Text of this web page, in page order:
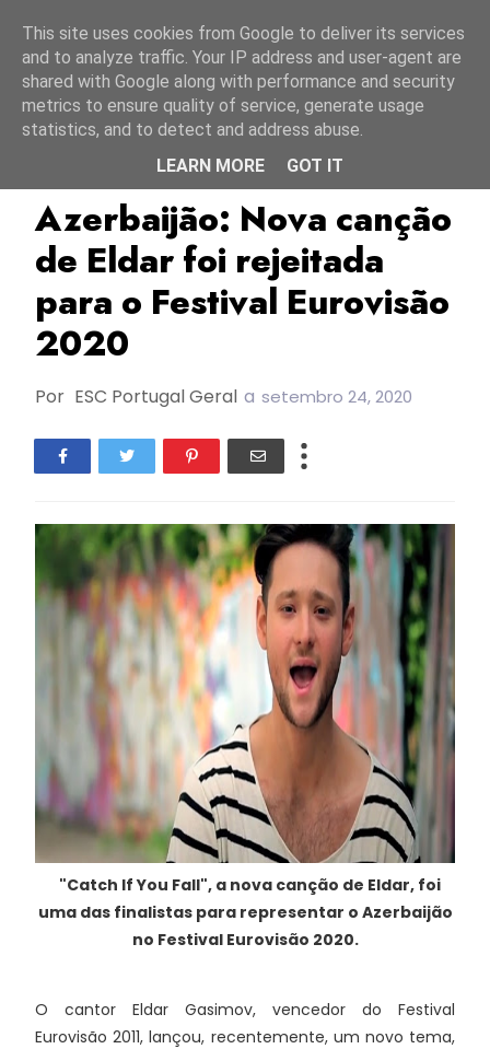
Azerbaijão Eldar Ell & Nikki
Azerbaijão: Nova canção
de Eldar foi rejeitada
para o Festival Eurovisão
2020
Por ESC Portugal Geral a setembro 24, 2020
"Catch If You Fall", a nova canção de Eldar, foi
uma das finalistas para representar o Azerbaijão
no Festival Eurovisão 2020.
O cantor Eldar Gasimov, vencedor do Festival
Eurovisão 2011, lançou, recentemente, um novo tema,
This site uses cookies from Google to deliver its services
and to analyze traffic. Your IP address and user-agent are
shared with Google along with performance and security
metrics to ensure quality of service, generate usage
statistics, and to detect and address abuse.
LEARN MORE
GOT IT